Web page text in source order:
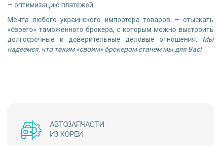
— оптимизацию платежей.
Мечта любого украинского импортера товаров — отыскать
«своего» таможенного брокера, с которым можно выстроить
долгосрочные и доверительные деловые отношения. Мы
надеемся, что таким «своим» брокером станем мы для Вас!
АВТОЗАПЧАСТИ
ИЗ КОРЕИ